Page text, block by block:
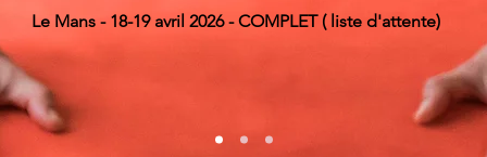
Le Mans - 18-19 avril 2026 - COMPLET ( liste d'attente)